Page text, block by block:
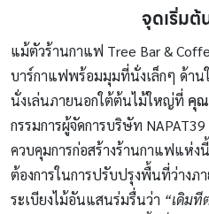
จุดเริ่มต้
แม้ตัวร้านกาแฟ Tree Bar &
บาร์กาแฟพร้อมมุมที่นั่งเล็กๆ ด้า
นั่งเล่นภายนอกใต้ต้นไม้ใหญ่ที่ คุ
กรรมการผู้จัดการบริษัท
ควบคุมการก่อสร้างร้านกาแฟแห่ง
ต้องการในการปรับปรุงพื้นที่ว่างภ
ระเบียงไม้อันแสนร่มรื่นว่า “เดิมที